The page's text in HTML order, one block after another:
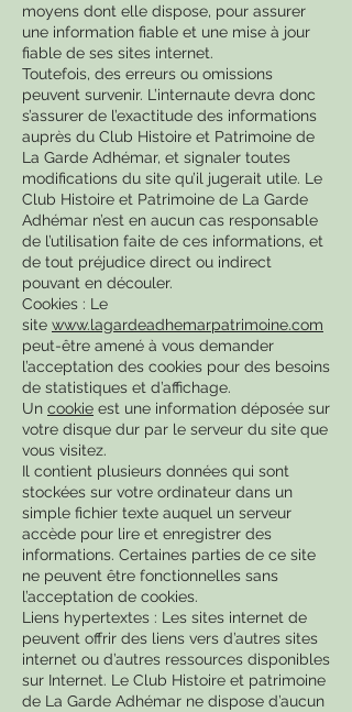
moyens dont elle dispose, pour assurer
une information fiable et une mise à jour
fiable de ses sites internet.
Toutefois, des erreurs ou omissions
peuvent survenir. L’internaute devra donc
s’assurer de l’exactitude des informations
auprès du Club Histoire et Patrimoine de
La Garde Adhémar, et signaler toutes
modifications du site qu’il jugerait utile. Le
Club Histoire et Patrimoine de La Garde
Adhémar n’est en aucun cas responsable
de l’utilisation faite de ces informations, et
de tout préjudice direct ou indirect
pouvant en découler.
Cookies : Le
site www.lagardeadhemarpatrimoine.com
peut-être amené à vous demander
l’acceptation des cookies pour des besoins
de statistiques et d’affichage.
Un cookie est une information déposée sur
votre disque dur par le serveur du site que
vous visitez.
Il contient plusieurs données qui sont
stockées sur votre ordinateur dans un
simple fichier texte auquel un serveur
accède pour lire et enregistrer des
informations. Certaines parties de ce site
ne peuvent être fonctionnelles sans
l’acceptation de cookies.
Liens hypertextes : Les sites internet de
peuvent offrir des liens vers d’autres sites
internet ou d’autres ressources disponibles
sur Internet. Le Club Histoire et patrimoine
de La Garde Adhémar ne dispose d’aucun